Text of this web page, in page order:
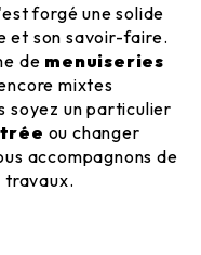
forgé une solide
et son savoir-faire.
de menuiseries
mixtes
soyez un particulier
ou changer
accompagnons de
travaux.